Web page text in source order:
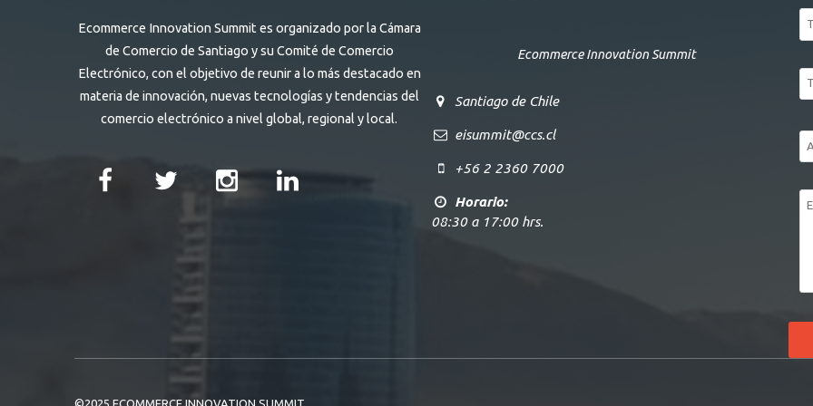
Ecommerce Innovation Summit es organizado por la Cámara
de Comercio de Santiago y su Comité de Comercio
Electrónico, con el objetivo de reunir a lo más destacado en
materia de innovación, nuevas tecnologías y tendencias del
comercio electrónico a nivel global, regional y local.
Ecommerce Innovation Summit
Santiago de Chile
eisummit@ccs.cl
+56 2 2360 7000
Horario:
08:30 a 17:00 hrs.
©2025 ECOMMERCE INNOVATION SUMMIT